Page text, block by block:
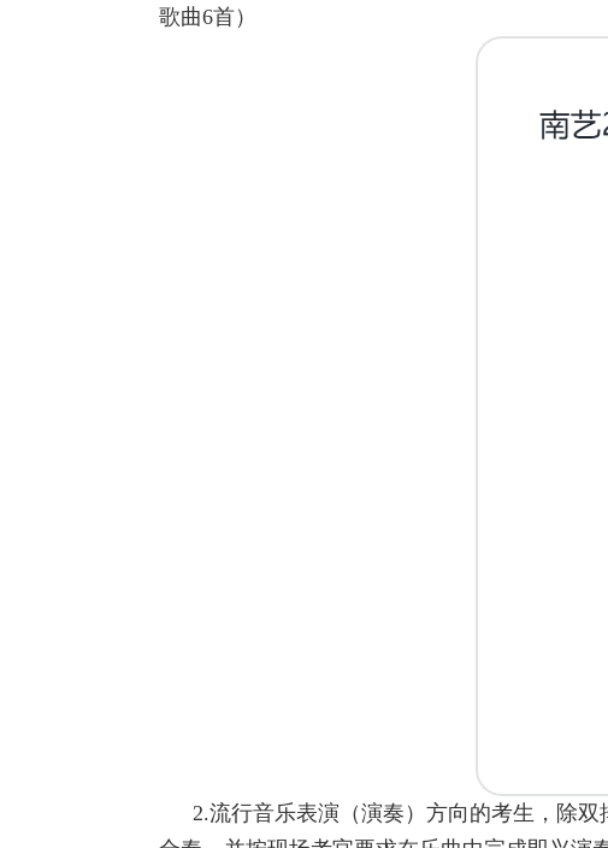
歌曲6首）
2.流行音乐表演（演奏）方向的考生，除